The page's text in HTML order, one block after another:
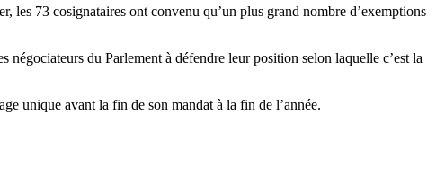
les 73 cosignataires ont convenu qu’un plus grand nombre d’exemptions
du Parlement à défendre leur position selon laquelle c’est la
unique avant la fin de son mandat à la fin de l’année.